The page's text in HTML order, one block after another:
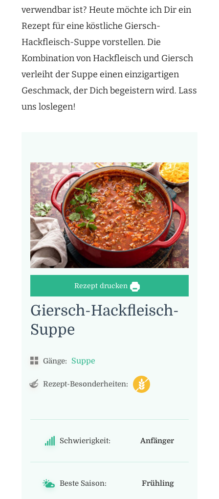
verwendbar ist? Heute möchte ich Dir ein
Rezept für eine köstliche Giersch-
Hackfleisch-Suppe vorstellen. Die
Kombination von Hackfleisch und Giersch
verleiht der Suppe einen einzigartigen
Geschmack, der Dich begeistern wird. Lass
uns loslegen!
Rezept drucken
Giersch-Hackfleisch-
Suppe
Gänge: Suppe
Rezept-Besonderheiten:
Schwierigkeit: Anfänger
Beste Saison: Frühling